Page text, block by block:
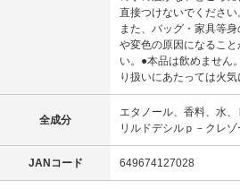
直接つけないでください
また、バッグ・家具等
や変色の原因になるこ
い。●本品は飲めません
り扱いにあたっては火気
全成分
エタノール、香料、水
リルドデシルｐ－クレゾ
JANコード 649674127028